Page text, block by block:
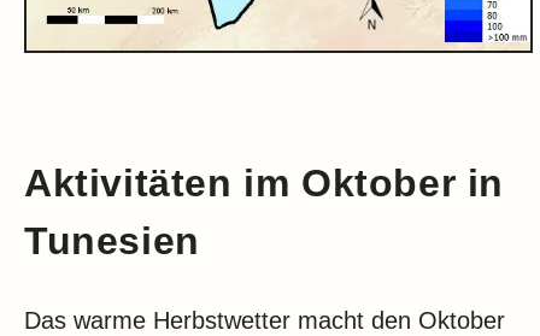
Aktivitäten im Oktober in
Tunesien
Das warme Herbstwetter macht den Oktober